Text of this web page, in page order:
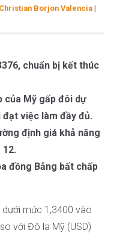
Christian Borjon Valencia |
chuẩn bị kết thúc
của Mỹ gấp đôi dự
đạt việc làm đầy đủ.
định giá khả năng
đồng Bảng bất chấp
dưới mức 1,3400 vào
với Đô la Mỹ (USD)